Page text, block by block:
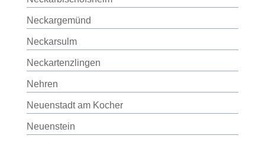
Neckargemünd
Neckarsulm
Neckartenzlingen
Nehren
Neuenstadt am Kocher
Neuenstein